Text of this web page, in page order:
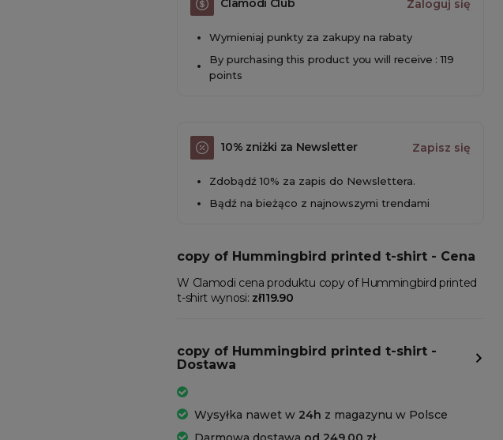
Clamodi Club Zaloguj się
Wymieniaj punkty za zakupy na rabaty
By purchasing this product you will receive : 119
points
10% zniżki za Newsletter Zapisz się
Zdobądź 10% za zapis do Newslettera.
Bądź na bieżąco z najnowszymi trendami
copy of Hummingbird printed t-shirt - Cena
W Clamodi cena produktu copy of Hummingbird printed
t-shirt wynosi: zł119.90
copy of Hummingbird printed t-shirt -
Dostawa
Wysyłka nawet w 24h z magazynu w Polsce